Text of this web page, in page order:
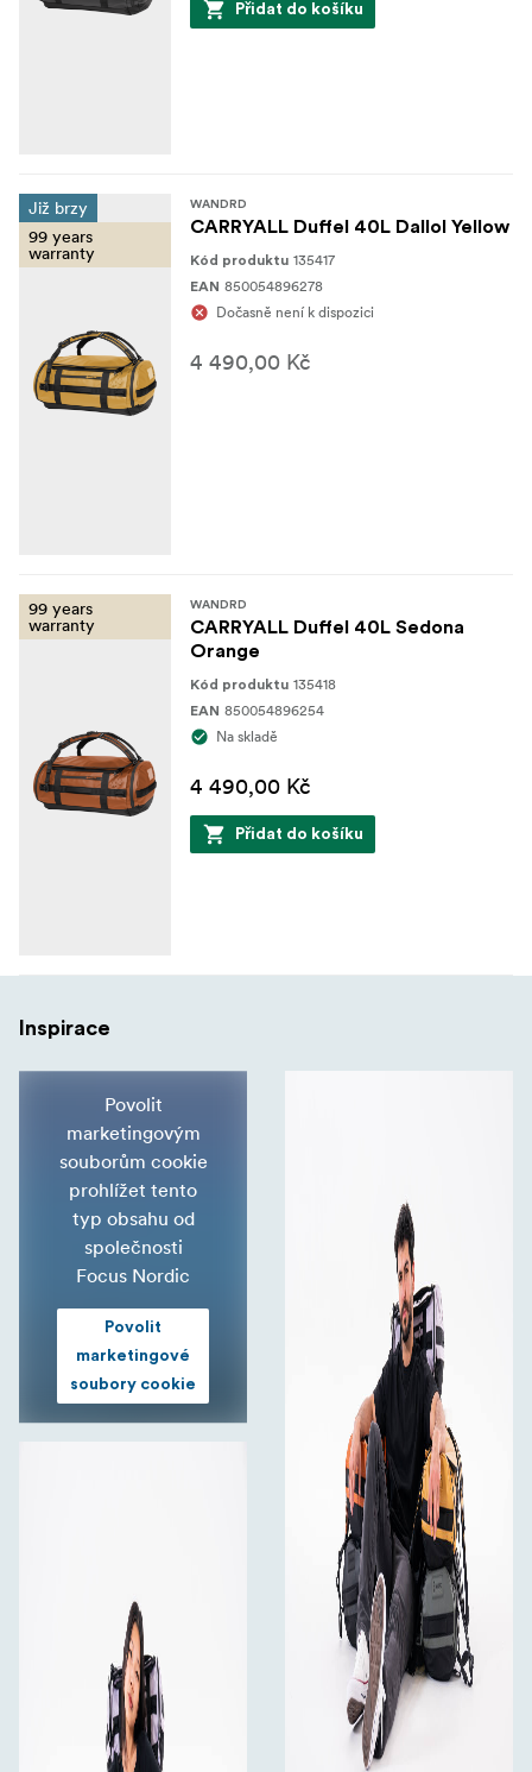
Přidat do košíku
Již brzy
99 years
warranty
WANDRD
CARRYALL Duffel 40L Dallol Yellow
Kód produktu 135417
EAN 850054896278
Dočasně není k dispozici
4 490,00 Kč
99 years
warranty
WANDRD
CARRYALL Duffel 40L Sedona
Orange
Kód produktu 135418
EAN 850054896254
Na skladě
4 490,00 Kč
Přidat do košíku
Inspirace
Povolit
marketingovým
souborům cookie
prohlížet tento
typ obsahu od
společnosti
Focus Nordic
Povolit
marketingové
soubory cookie